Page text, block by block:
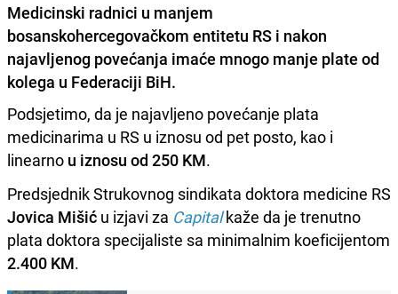
Medicinski radnici u manjem
bosanskohercegovačkom entitetu RS i nakon
najavljenog povećanja imaće mnogo manje plate od
kolega u Federaciji BiH.
Podsjetimo, da je najavljeno povećanje plata
medicinarima u RS u iznosu od pet posto, kao i
linearno u iznosu od 250 KM.
Predsjednik Strukovnog sindikata doktora medicine RS
Jovica Mišić u izjavi za Capital kaže da je trenutno
plata doktora specijaliste sa minimalnim koeficijentom
2.400 KM.